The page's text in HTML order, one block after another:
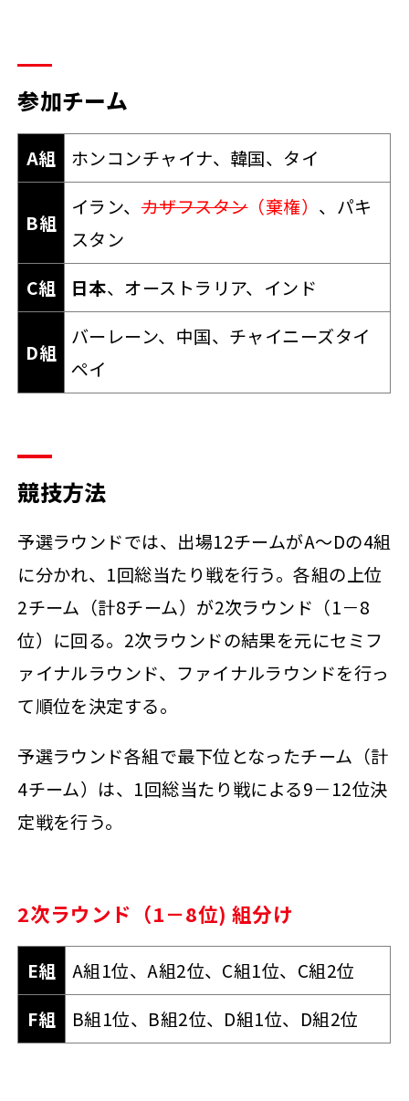
参加チーム
A組 ホンコンチャイナ、韓国、タイ
B組
イラン、カザフスタン（棄権） 、パキ
スタン
C組
日本、オーストラリア、インド
D組
バーレーン、中国、チャイニーズタイ
ペイ
競技方法
予選ラウンドでは、出場12チームがA～Dの4組
に分かれ、1回総当たり戦を行う。各組の上位
2チーム（計8チーム）が2次ラウンド（1－8
位）に回る。2次ラウンドの結果を元にセミフ
ァイナルラウンド、ファイナルラウンドを行っ
て順位を決定する。
予選ラウンド各組で最下位となったチーム（計
4チーム）は、1回総当たり戦による9－12位決
定戦を行う。
2次ラウンド（1－8位) 組分け
E組
A組1位、A組2位、C組1位、C組2位
F組
B組1位、B組2位、D組1位、D組2位